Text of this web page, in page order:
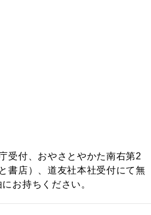
受付、おやさとやかた南右第2
書店）、道友社本社受付にて無
お持ちください。